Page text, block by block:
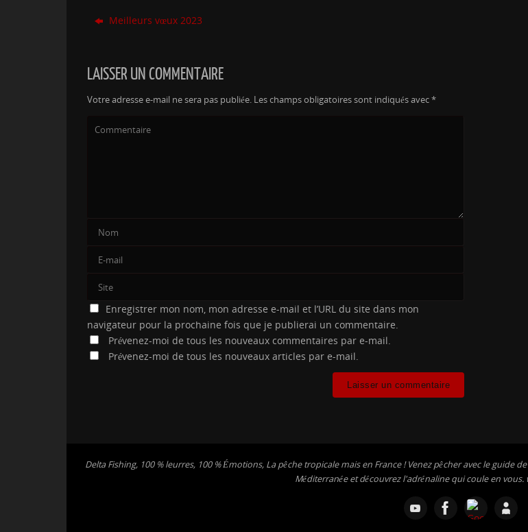
Meilleurs vœux 2023
LAISSER UN COMMENTAIRE
Votre adresse e-mail ne sera pas publiée. Les champs obligatoires sont indiqués avec*
Enregistrer mon nom, mon adresse e-mail et l’URL du site dans mon
navigateur pour la prochaine fois que je publierai un commentaire.
Prévenez-moi de tous les nouveaux commentaires par e-mail.
Prévenez-moi de tous les nouveaux articles par e-mail.
Delta Fishing, 100 % leurres, 100 % Émotions, La pêche tropicale mais en France ! Venez pêcher avec le guide
Méditerranée et découvrez l'adrénaline qui coule en